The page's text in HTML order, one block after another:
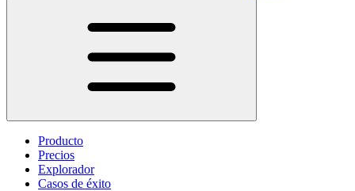
Producto
Precios
Explorador
Casos de éxito